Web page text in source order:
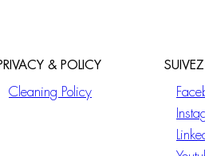
& POLICY
Cleaning Policy